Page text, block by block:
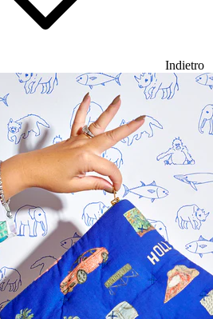
Indietro